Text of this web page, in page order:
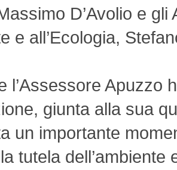
D’Avolio e gli
e all’Ecologia,
l’Assessore Apuzzo
giunta alla sua
un importante
tutela dell’ambiente